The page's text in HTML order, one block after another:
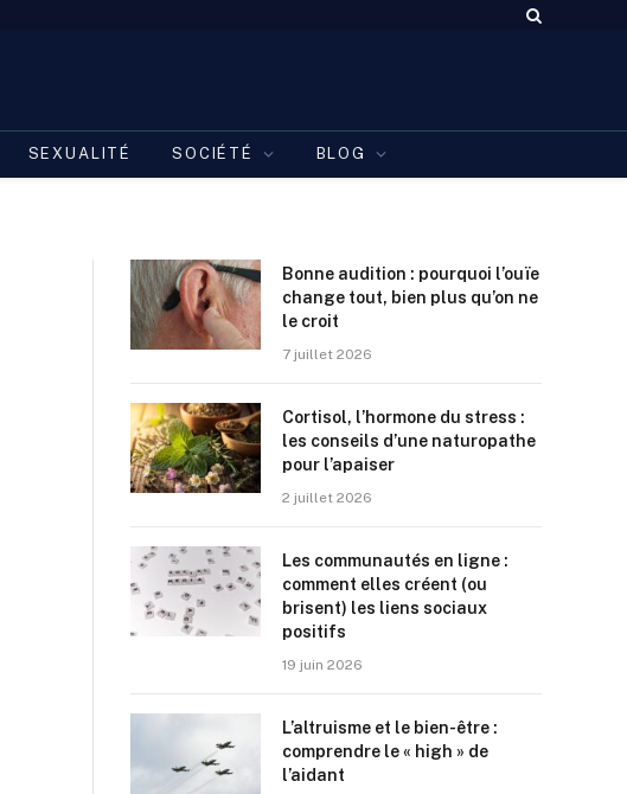
SEXUALITÉ SOCIÉTÉ BLOG
Bonne audition : pourquoi l’ouïe
change tout, bien plus qu’on ne
le croit
7 juillet 2026
Cortisol, l’hormone du stress :
les conseils d’une naturopathe
pour l’apaiser
2 juillet 2026
Les communautés en ligne :
comment elles créent (ou
brisent) les liens sociaux
positifs
19 juin 2026
L’altruisme et le bien-être :
comprendre le « high » de
l’aidant